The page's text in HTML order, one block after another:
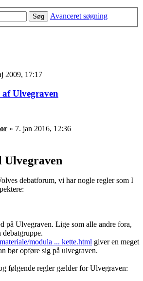
Søg
Avanceret søgning
2009, 17:17
Ulvegraven
» 7. jan 2016, 12:36
Ulvegraven
debatforum, vi har nogle regler som I
på Ulvegraven. Lige som alle andre fora,
debatgruppe.
modula ... kette.html giver en meget
bør opføre sig på ulvegraven.
følgende regler gælder for Ulvegraven: